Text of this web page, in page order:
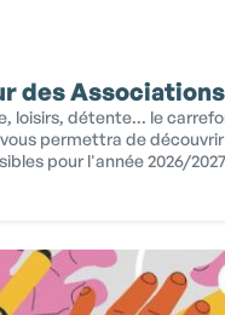
des Associations
loisirs, détente... le
permettra de
pour l'année 2026/